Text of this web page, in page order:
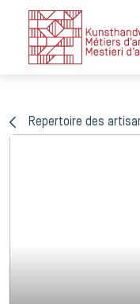
Repertoire des